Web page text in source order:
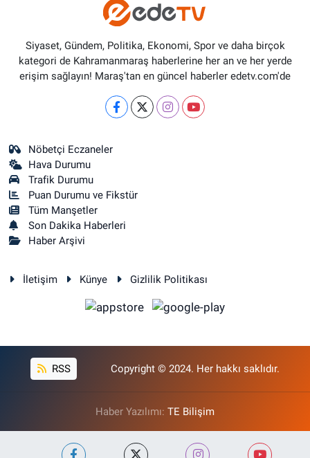
Siyaset, Gündem, Politika, Ekonomi, Spor ve daha birçok
kategori de Kahramanmaraş haberlerine her an ve her yerde
erişim sağlayın! Maraş'tan en güncel haberler edetv.com'de
Nöbetçi Eczaneler
Hava Durumu
Trafik Durumu
Puan Durumu ve Fikstür
Tüm Manşetler
Son Dakika Haberleri
Haber Arşivi
İletişim Künye Gizlilik Politikası
RSS Copyright © 2024. Her hakkı saklıdır.
Haber Yazılımı: TE Bilişim